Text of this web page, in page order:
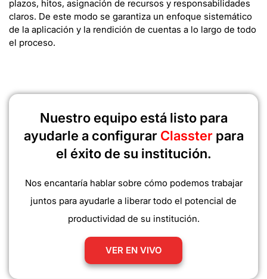
plazos, hitos, asignación de recursos y responsabilidades
claros. De este modo se garantiza un enfoque sistemático
de la aplicación y la rendición de cuentas a lo largo de todo
el proceso.
Nuestro equipo está listo para
ayudarle a configurar Classter para
el éxito de su institución.
Nos encantaría hablar sobre cómo podemos trabajar
juntos para ayudarle a liberar todo el potencial de
productividad de su institución.
VER EN VIVO